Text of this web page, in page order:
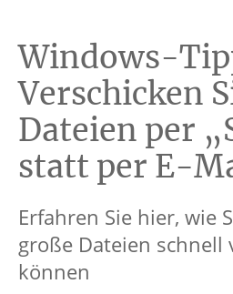
Windows-
Verschicken
Dateien per
statt per E-
Erfahren Sie hier, wie
große Dateien schnell
können